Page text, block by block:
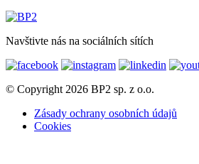
Navštivte nás na sociálních sítích
© Copyright 2026 BP2 sp. z o.o.
Zásady ochrany osobních údajů
Cookies